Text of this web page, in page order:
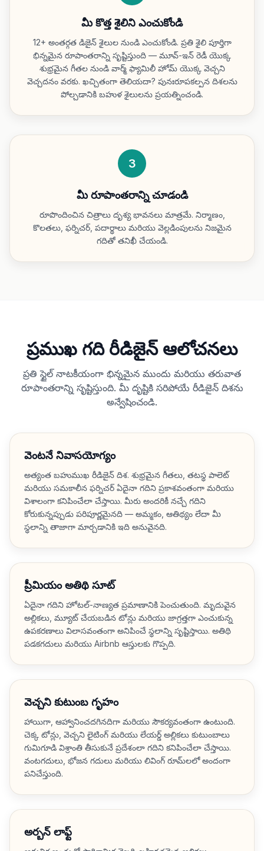
మీ కొత్త శైలిని ఎంచుకోండి
12+ అంతర్గత డిజైన్ శైలుల నుండి ఎంచుకోండి. ప్రతి శైలి పూర్తిగా
భిన్నమైన రూపాంతరాన్ని సృష్టిస్తుంది — మూవ్-ఇన్ రెడీ యొక్క
శుభ్రమైన గీతల నుండి వార్మ్ ఫ్యామిలీ హోమ్ యొక్క వెచ్చని
వెచ్చదనం వరకు. ఖచ్చితంగా తెలియదా? పునఃరూపకల్పన దిశలను
పోల్చడానికి బహుళ శైలులను ప్రయత్నించండి.
3
మీ రూపాంతరాన్ని చూడండి
రూపొందించిన చిత్రాలు దృశ్య భావనలు మాత్రమే. నిర్మాణం,
కొలతలు, ఫర్నిచర్, పదార్థాలు మరియు వెల్లడింపులను నిజమైన
గదితో తనిఖీ చేయండి.
ప్రముఖ గది రీడిజైన్ ఆలోచనలు
ప్రతి స్టైల్ నాటకీయంగా భిన్నమైన ముందు మరియు తరువాత
రూపాంతరాన్ని సృష్టిస్తుంది. మీ దృష్టికి సరిపోయే రీడిజైన్ దిశను
అన్వేషించండి.
వెంటనే నివాసయోగ్యం
అత్యంత బహుముఖ రీడిజైన్ దిశ. శుభ్రమైన గీతలు, తటస్థ పాలెట్
మరియు సమకాలీన ఫర్నిచర్ ఏదైనా గదిని ప్రకాశవంతంగా మరియు
విశాలంగా కనిపించేలా చేస్తాయి. మీరు అందరికీ నచ్చే గదిని
కోరుకున్నప్పుడు పరిపూర్ణమైనది — అమ్మకం, ఆతిథ్యం లేదా మీ
స్థలాన్ని తాజాగా మార్చడానికి ఇది అనువైనది.
ప్రీమియం అతిథి సూట్
ఏదైనా గదిని హోటల్-నాణ్యత ప్రమాణానికి పెంచుతుంది. మృదువైన
అల్లికలు, మ్యూట్ చేయబడిన టోన్లు మరియు జాగ్రత్తగా ఎంచుకున్న
ఉపకరణాలు విలాసవంతంగా అనిపించే స్థలాన్ని సృష్టిస్తాయి. అతిథి
పడకగదులు మరియు Airbnb ఆస్తులకు గొప్పది.
వెచ్చని కుటుంబ గృహం
హాయిగా, ఆహ్వానించదగినదిగా మరియు సౌకర్యవంతంగా ఉంటుంది.
చెక్క టోన్లు, వెచ్చని లైటింగ్ మరియు లేయర్డ్ అల్లికలు కుటుంబాలు
గుమిగూడి విశ్రాంతి తీసుకునే ప్రదేశంలా గదిని కనిపించేలా చేస్తాయి.
వంటగదులు, భోజన గదులు మరియు లివింగ్ రూమ్‌లలో అందంగా
పనిచేస్తుంది.
అర్బన్ లాఫ్ట్